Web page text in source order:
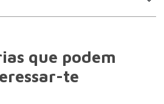
que podem
te